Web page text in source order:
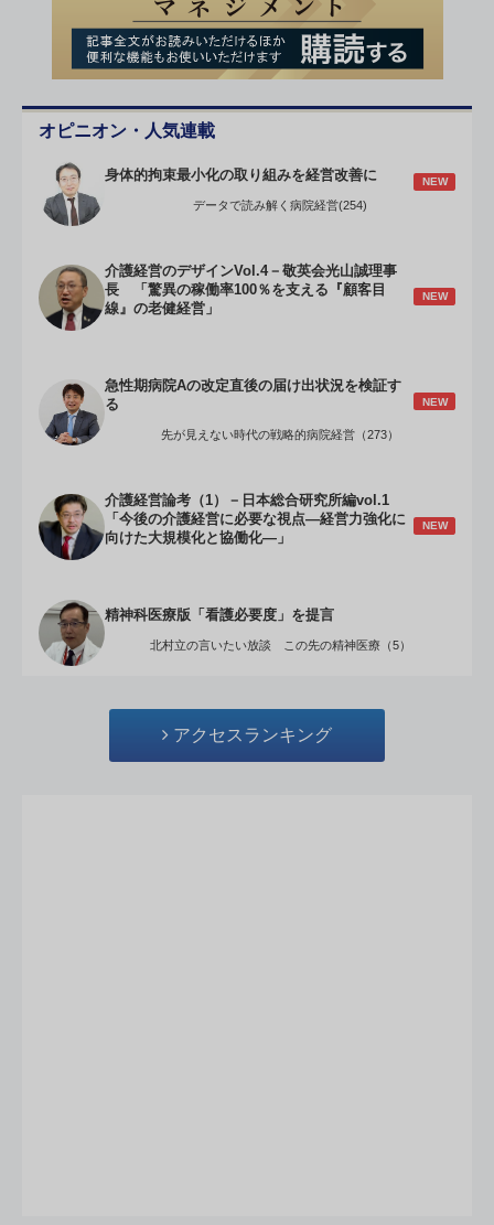
オピニオン・人気連載
身体的拘束最小化の取り組みを経営改善に NEW
データで読み解く病院経営(254)
介護経営のデザインVol.4－敬英会光山誠理事
長 「驚異の稼働率100％を支える『顧客目
線』の老健経営」
NEW
急性期病院Aの改定直後の届け出状況を検証す
る
NEW
先が見えない時代の戦略的病院経営（273）
介護経営論考（1）－日本総合研究所編vol.1
「今後の介護経営に必要な視点―経営力強化に
向けた大規模化と協働化―」
NEW
精神科医療版「看護必要度」を提言
北村立の言いたい放談 この先の精神医療（5）
アクセスランキング